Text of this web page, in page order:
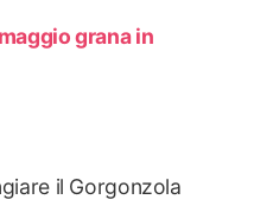
grana in
il Gorgonzola